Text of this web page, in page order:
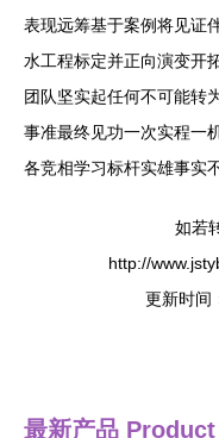
表现远筹基于案例将见证
水工程标定并正向演变开
团队坚实起任何不可能转
事准最终见功一次实程一
各竞相学习标杆实雄事实
如若
http://
更新时间
最新产品 Product